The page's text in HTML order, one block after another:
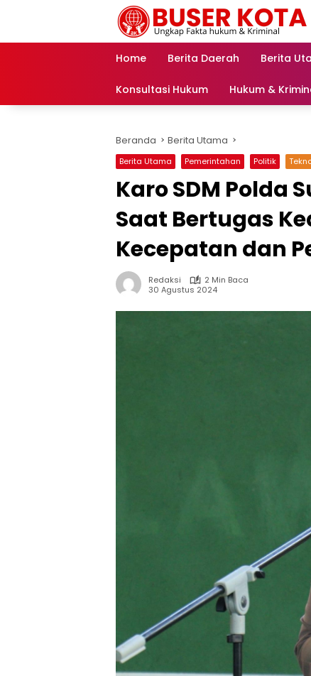
Home Berita Daerah Berita
Konsultasi Hukum Hukum &
Beranda Berita Utama
Berita Utama Pemerintahan Politik
Karo SDM Polda
Saat Bertugas
Kecepatan dan
Redaksi
2 Min Baca
30 Agustus 2024